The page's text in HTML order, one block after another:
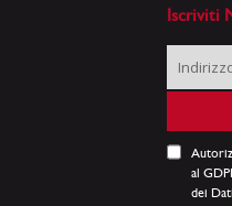
Iscriviti
Iscriviti
alla
al
dei Dati